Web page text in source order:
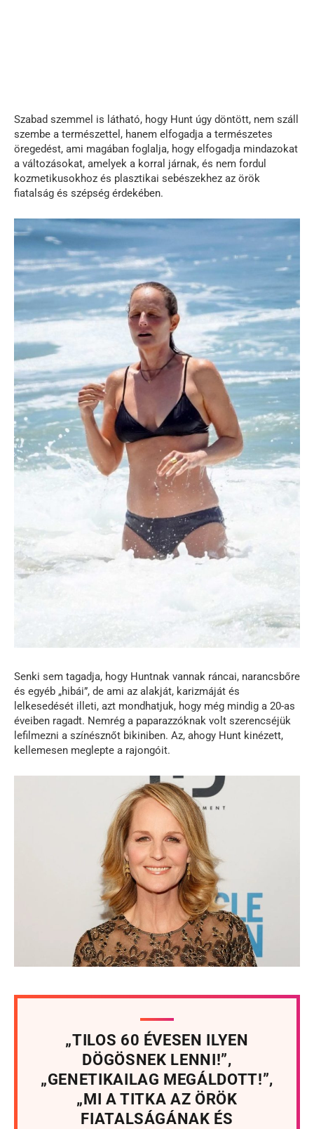
Szabad szemmel is látható, hogy Hunt úgy döntött, nem száll
szembe a természettel, hanem elfogadja a természetes
öregedést, ami magában foglalja, hogy elfogadja mindazokat
a változásokat, amelyek a korral járnak, és nem fordul
kozmetikusokhoz és plasztikai sebészekhez az örök
fiatalság és szépség érdekében.
Senki sem tagadja, hogy Huntnak vannak ráncai, narancsbőre
és egyéb „hibái”, de ami az alakját, karizmáját és
lelkesedését illeti, azt mondhatjuk, hogy még mindig a 20-as
éveiben ragadt. Nemrég a paparazzóknak volt szerencséjük
lefilmezni a színésznőt bikiniben. Az, ahogy Hunt kinézett,
kellemesen meglepte a rajongóit.
„TILOS 60 ÉVESEN ILYEN
DÖGÖSNEK LENNI!”,
„GENETIKAILAG MEGÁLDOTT!”,
„MI A TITKA AZ ÖRÖK
FIATALSÁGÁNAK ÉS